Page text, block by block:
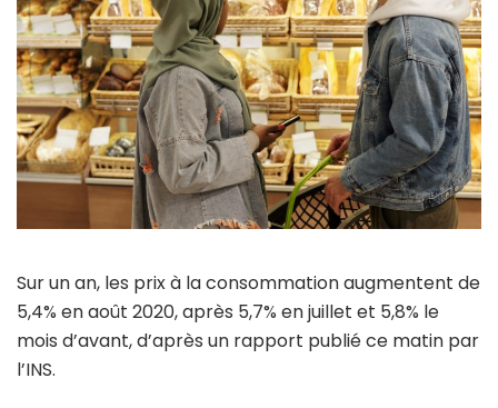
Sur un an, les prix à la consommation augmentent de
5,4% en août 2020, après 5,7% en juillet et 5,8% le
mois d’avant, d’après un rapport publié ce matin par
l’INS.